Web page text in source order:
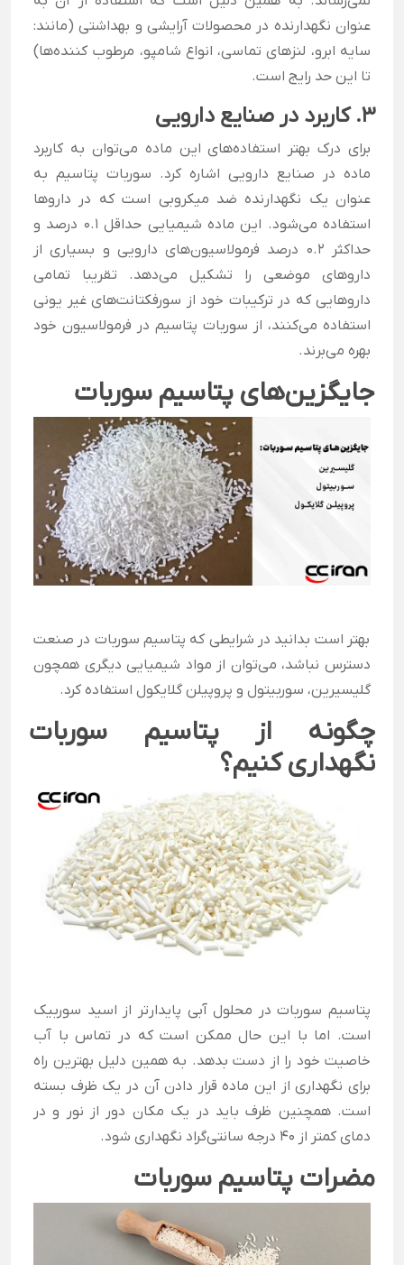
عنوان نگهدارنده در محصولات آرایشی و بهداشتی (مانند:
سایه ابرو، لنز‌های تماسی، انواع شامپو، مرطوب کننده‌ها)
تا این حد رایج است.
3. کاربرد در صنایع دارویی
برای درک بهتر استفاده‌های این ماده می‌توان به کاربرد
ماده در صنایع دارویی اشاره کرد. سوربات پتاسیم به
عنوان یک نگهدارنده ضد میکروبی است که در دارو‌ها
استفاده می‌شود. این ماده شیمیایی حداقل 0.1 درصد و
حداکثر 0.2 درصد فرمولاسیون‌های دارویی و بسیاری از
دارو‌های موضعی را تشکیل می‌دهد. تقریبا تمامی
دارو‌هایی که در ترکیبات خود از سورفکتانت‌های غیر یونی
استفاده می‌کنند، از سوربات پتاسیم در فرمولاسیون خود
بهره می‌برند.
جایگزین‌های پتاسیم سوربات
بهتر است بدانید در شرایطی که پتاسیم سوربات در صنعت
دسترس نباشد، می‌توان از مواد شیمیایی دیگری همچون
گلیسیرین، سوربیتول و پروپیلن گلایکول استفاده کرد.
چگونه از پتاسیم سوربات
نگهداری کنیم؟
پتاسیم سوربات در محلول آبی پایدار‌تر از اسید سوربیک
است. اما با این حال ممکن است که در تماس با آب
خاصیت خود را از دست بدهد. به همین دلیل بهترین راه
برای نگهداری از این ماده قرار دادن آن در یک ظرف بسته
است. همچنین ظرف باید در یک مکان دور از نور و در
دمای کمتر از 40 درجه سانتی‌گراد نگهداری شود.
مضرات پتاسیم سوربات